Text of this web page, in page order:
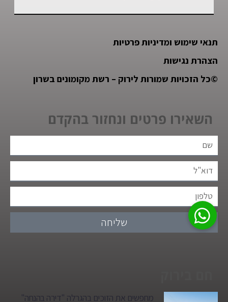
תנאי שימוש ומדיניות פרטיות
הצהרת נגישות
©כל הזכויות שמורות לירוק – רשת מקומונים בשרון
השאירו פרטים ונחזור בהקדם
שליחה
מחפשים את הזוכים בהגרלה "דירה בהנחה"